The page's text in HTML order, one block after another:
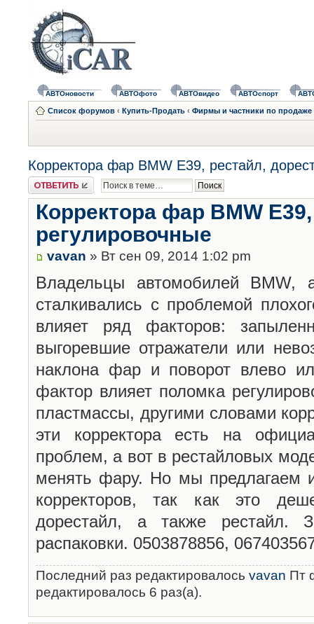
АВТОновости АВТОфото АВТОвидео АВТОспорт
Список форумов ‹ Купить-Продать ‹ Фирмы и частники по продаже
Корректора фар BMW E39, рестайл,
Ответить
Корректора фар BMW
регулировочные
vavan » Вт сен 09, 2014 1:02 pm
Владельцы автомобилей BMW,
сталкивались с проблемой
влияет ряд факторов:
выгоревшие отражатели или
наклона фар и поворот влево
фактор влияет поломка
пластмассы, другими словами
эти корректора есть на
проблем, а вот в рестайловых
менять фару. Но мы предлагаем
корректоров, так как это
дорестайл, а также рестайл.
распаковки. 0503878856,
Последний раз редактировалось vavan Пт
редактировалось 6 раз(а).